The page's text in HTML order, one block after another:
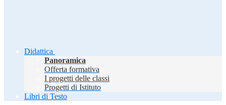
Didattica
Panoramica
Offerta formativa
I progetti delle classi
Progetti di Istituto
Libri di Testo